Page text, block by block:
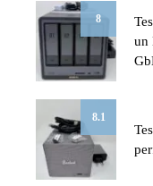
8
un
8.1